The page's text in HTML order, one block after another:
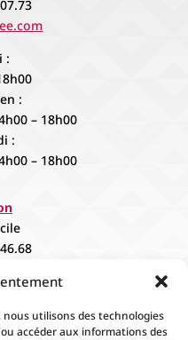
utilisons des technologies
accéder aux informations des
:
:
– 18h00
:
– 18h00
vous